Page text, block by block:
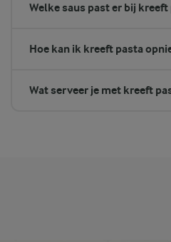
Welke saus past er bij kreeft
Hoe kan ik kreeft pasta
Wat serveer je met kreeft